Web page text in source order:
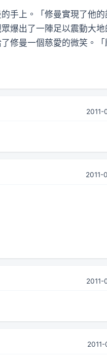
手上。「修曼實現了他的
爆出了一陣足以震動大
修曼一個慈愛的微笑。「
2011-
2011-
2011-
2011-